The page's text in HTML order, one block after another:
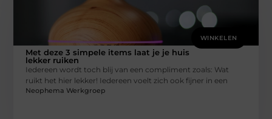
WINKELEN
Met deze 3 simpele items laat je je huis
lekker ruiken
Iedereen wordt toch blij van een compliment zoals: Wat
ruikt het hier lekker! Iedereen voelt zich ook fijner in een
Neophema Werkgroep